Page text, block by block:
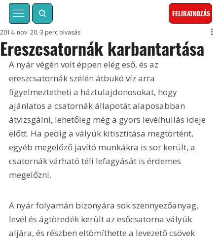
FELIRATKOZÁS
Ereszcsatornák karbantartása
2014. nov. 20. 3 perc olvasás
A nyár végén volt éppen elég eső, és az
ereszcsatornák szélén átbukó víz arra
figyelmeztetheti a háztulajdonosokat, hogy
ajánlatos a csatornák állapotát alaposabban
átvizsgálni, lehetőleg még a gyors levélhullás ideje
előtt. Ha pedig a vályúk kitisztítása megtörtént,
egyéb megelőző javító munkákra is sor került, a
csatornák várható téli lefagyását is érdemes
megelőzni.
A nyár folyamán bizonyára sok szennyezőanyag,
levél és ágtöredék került az esőcsatorna vályúk
aljára, és részben eltömíthette a levezető csövek